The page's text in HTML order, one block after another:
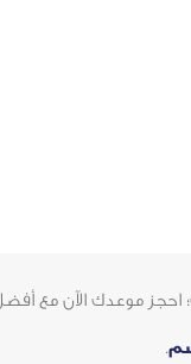
موعدك الآن مع
.